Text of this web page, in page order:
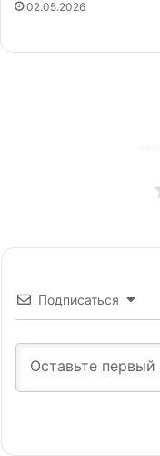
02.05.2026
Подписаться